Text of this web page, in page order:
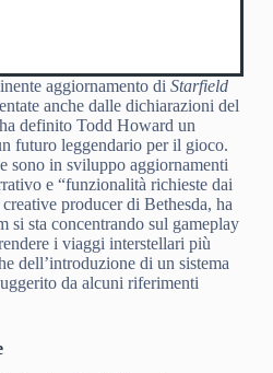
aggiornamento di Starfield
anche dalle dichiarazioni del
definito Todd Howard un
futuro leggendario per il gioco.
sono in sviluppo aggiornamenti
e “funzionalità richieste dai
producer di Bethesda, ha
si sta concentrando sul gameplay
i viaggi interstellari più
dell’introduzione di un sistema
da alcuni riferimenti